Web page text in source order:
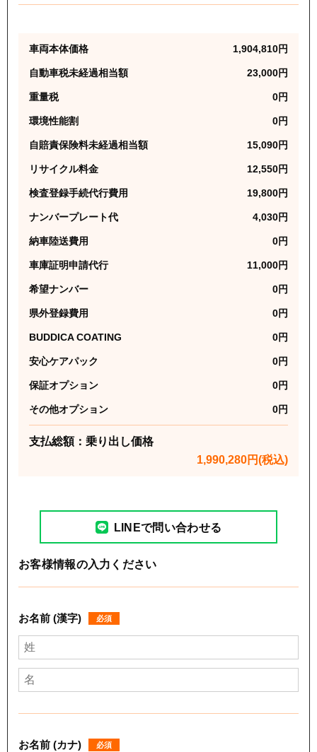
車両本体価格 1,904,810円
自動車税未経過相当額 23,000円
重量税 0円
環境性能割 0円
自賠責保険料未経過相当額 15,090円
リサイクル料金 12,550円
検査登録手続代行費用 19,800円
ナンバープレート代 4,030円
納車陸送費用 0円
車庫証明申請代行 11,000円
希望ナンバー 0円
県外登録費用 0円
BUDDICA COATING 0円
安心ケアパック 0円
保証オプション 0円
その他オプション 0円
支払総額：乗り出し価格
1,990,280円(税込)
LINEで問い合わせる
お客様情報の入力ください
お名前 (漢字) 必須
お名前 (カナ) 必須